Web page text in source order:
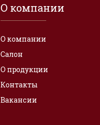
О компании
О компании
Салон
О продукции
Контакты
Вакансии